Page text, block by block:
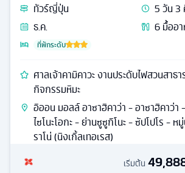
ทัวร์ญี่ปุ่น 5วัน3
ธ.ค.
6มื้ออา
ที่พักระดับ
ศาลเจ้าคามิคาวะ งานประดับไฟสวนสาธ
กิจกรรมหิมะ
อิออน มอลล์ อาซาฮิคาว่า - อาซาฮิคาว่
ไซโนะโอกะ - ย่านซูซูกิโนะ - ซัปโปโร -
ราโน่ (นิงเกิ้ลเทอเรส)
เริ่มต้น